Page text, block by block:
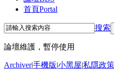
首頁Portal
搜索
論壇維護，暫停使用
Archiver|手機版|小黑屋|私隱政策